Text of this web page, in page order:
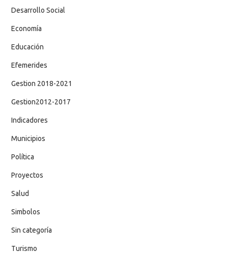
Desarrollo Social
Economía
Educación
Efemerides
Gestion 2018-2021
Gestion2012-2017
Indicadores
Municipios
Política
Proyectos
Salud
Simbolos
Sin categoría
Turismo